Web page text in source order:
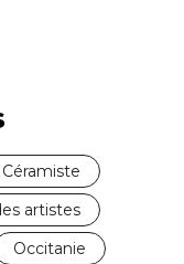
Céramiste
artistes
Occitanie